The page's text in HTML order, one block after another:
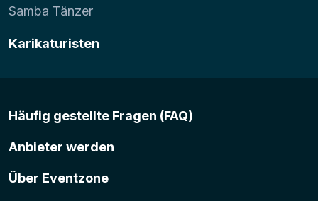
Samba Tänzer
Karikaturisten
Häufig gestellte Fragen (FAQ)
Anbieter werden
Über Eventzone